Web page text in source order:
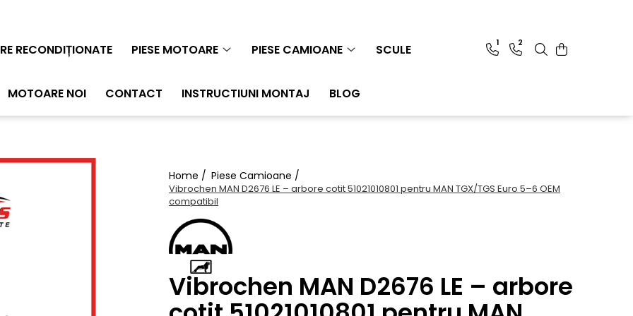
RECONDIȚIONATE PIESE MOTOARE PIESE CAMIOANE SCULE
MOTOARE NOI CONTACT INSTRUCTIUNI MONTAJ BLOG
1 2
Home / Piese Camioane /
Vibrochen MAN D2676 LE – arbore cotit 51021010801 pentru MAN TGX/TGS Euro 5–6 OEM
compatibil
Vibrochen MAN D2676 LE – arbore